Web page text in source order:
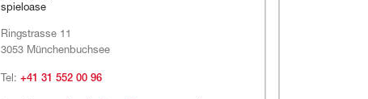
spieloase
Ringstrasse 11
3053 Münchenbuchsee
Tel: +41 31 552 00 96